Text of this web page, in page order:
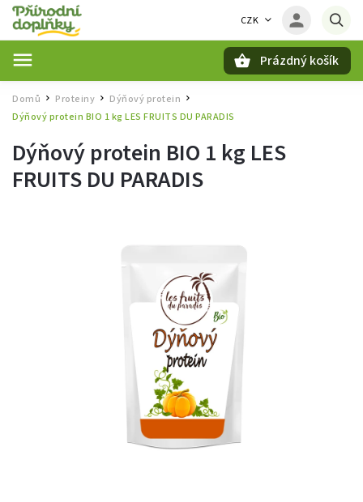
CZK
Prázdný košík
Domů / Proteiny / Dýňový protein /
Dýňový protein BIO 1 kg LES FRUITS DU PARADIS
Dýňový protein BIO 1 kg LES
FRUITS DU PARADIS